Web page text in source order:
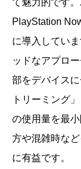
て魅力的です
PlayStation
に導入してい
ッドなアプロ
部をデバイス
トリーミング
の使用量を最
方や混雑時な
に有益です。